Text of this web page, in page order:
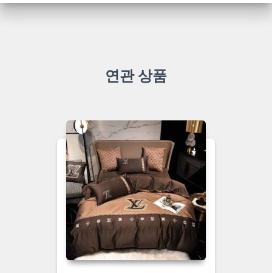
연관 상품